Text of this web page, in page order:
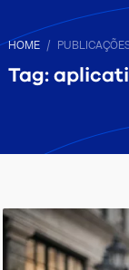
HOME
Tag: